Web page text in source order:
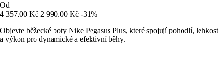
Od
4 357,00 Kč 2 990,00 Kč -31%
Objevte běžecké boty Nike Pegasus Plus, které spojují pohodlí, lehkost
a výkon pro dynamické a efektivní běhy.